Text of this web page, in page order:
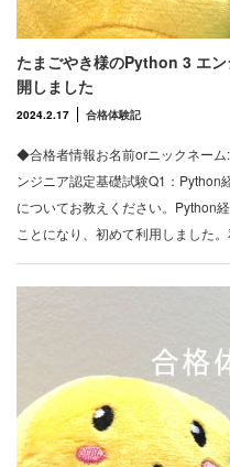
たまごやき様のPython 3 エ
開しました
2024.2.17 合格体験記
◆合格者情報お名前orニックネー
ンジニア認定基礎試験Q1：Python
についてお教えください。Python
ことになり、初めて利用しました